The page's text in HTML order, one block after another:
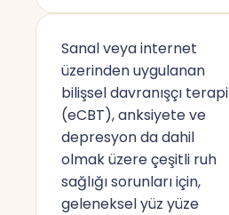
Sanal veya internet
üzerinden uygulanan
bilişsel davranışçı terapi
(eCBT), anksiyete ve
depresyon da dahil
olmak üzere çeşitli ruh
sağlığı sorunları için,
geleneksel yüz yüze